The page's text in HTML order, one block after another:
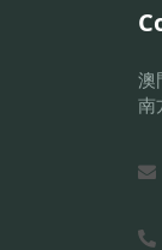
澳
南